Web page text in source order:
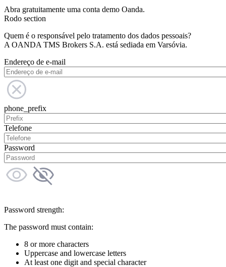
Abra gratuitamente uma conta demo Oanda.
Rodo section
Quem é o responsável pelo tratamento dos dados pessoais?
A OANDA TMS Brokers S.A. está sediada em Varsóvia.
Endereço de e-mail
phone_prefix
Telefone
Password
Password strength:
The password must contain:
8 or more characters
Uppercase and lowercase letters
At least one digit and special character